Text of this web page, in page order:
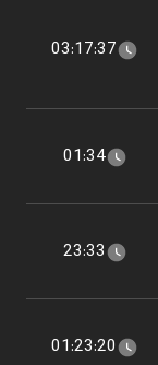
03:17:37
01:34
23:33
01:23:20